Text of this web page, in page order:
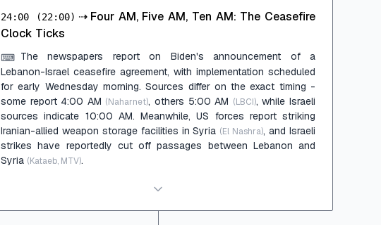
24:00 (22:00) ⇢ Four AM, Five AM, Ten AM: The Ceasefire
Clock Ticks
⌨ The newspapers report on Biden's announcement of a
Lebanon-Israel ceasefire agreement, with implementation scheduled
for early Wednesday morning. Sources differ on the exact timing -
some report 4:00 AM (Naharnet), others 5:00 AM (LBCI), while Israeli
sources indicate 10:00 AM. Meanwhile, US forces report striking
Iranian-allied weapon storage facilities in Syria (El Nashra), and Israeli
strikes have reportedly cut off passages between Lebanon and
Syria (Kataeb, MTV).